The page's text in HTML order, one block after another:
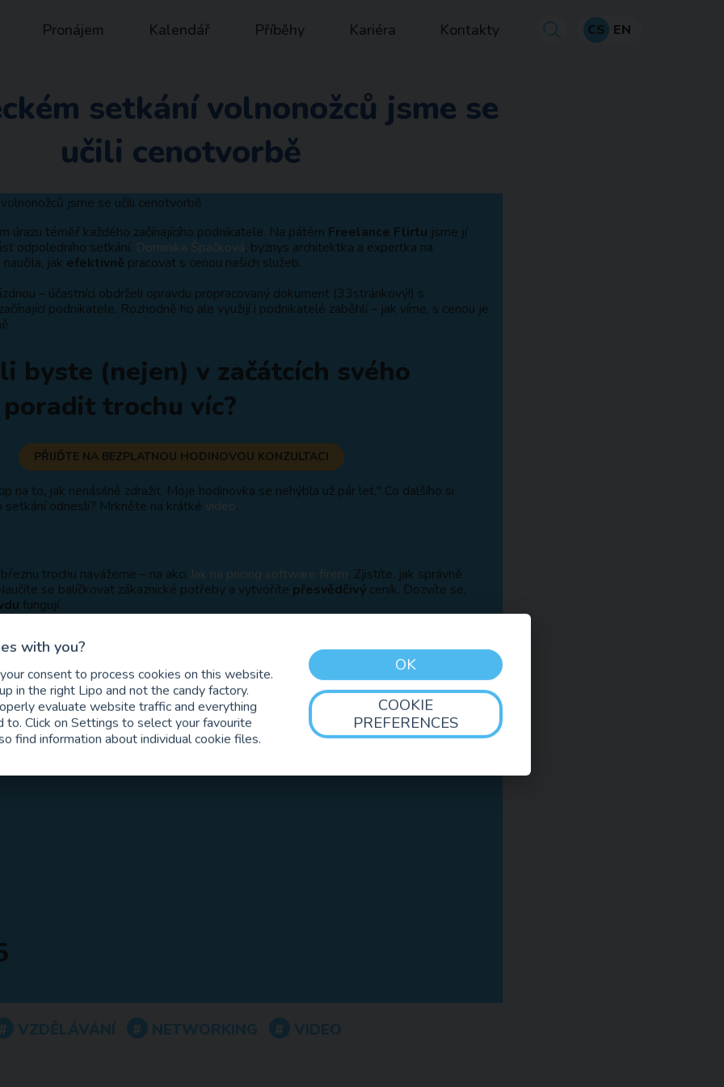
Pronájem Kalendář Příběhy Kariéra Kontakty CS EN
setkání volnonožců jsme se
učili cenotvorbě
úrazu téměř každého začínajícího podnikatele. Na pátém Freelance Flirtu jsme jí
odpoledního setkání. Dominika Špačková, byznys architektka a expertka na
jak efektivně pracovat s cenou našich služeb.
– účastníci obdrželi opravdu propracovaný dokument (33stránkový!) s
podnikatele. Rozhodně ho ale využijí i podnikatelé zaběhlí – jak víme, s cenou je
byste (nejen) v začátcích svého
trochu víc?
PŘIJĎTE NA BEZPLATNOU HODINOVOU KONZULTACI
na to, jak nenásilně zdražit. Moje hodinovka se nehýbla už pár let." Co dalšího si
setkání odnesli? Mrkněte na krátké video.
trochu navážeme – na akci Jak na pricing software firem. Zjistíte, jak správně
se balíčkovat zákaznické potřeby a vytvoříte přesvědčivýceník. Dozvíte se,
fungují.
VZDĚLÁVÁNÍ NETWORKING VIDEO
with you?
consent to process cookies on this website.
in the right Lipo and not the candy factory.
evaluate website traffic and everything
to. Click on Settings to select your favourite
find information about individual cookie files.
OK
COOKIE
PREFERENCES